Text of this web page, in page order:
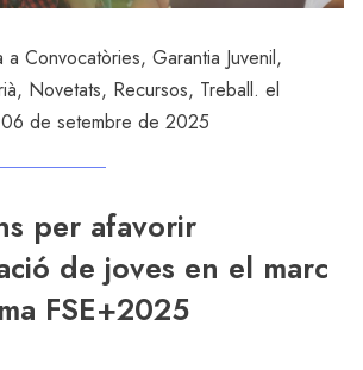
a Convocatòries, Garantia Juvenil,
, Novetats, Recursos, Treball. el
de setembre de 2025
per afavorir
de joves en el marc
FSE+2025